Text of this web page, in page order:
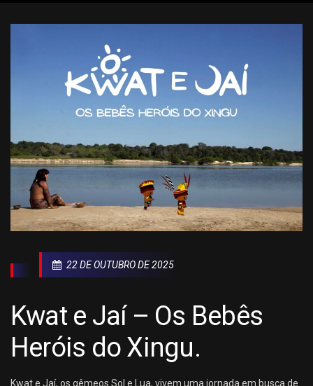
22 DE OUTUBRO DE 2025
Kwat e Jaí – Os Bebês
Heróis do Xingu.
Kwat e Jaí, os gêmeos Sol e Lua, vivem uma jornada em busca de